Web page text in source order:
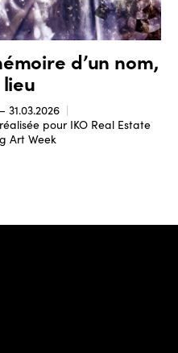
d’un nom,
31.03.2026
pour IKO Real Estate
Art Week